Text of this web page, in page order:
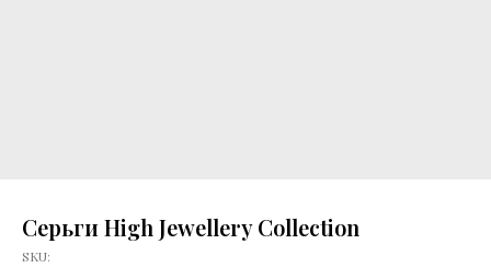
Серьги High Jewellery Collection
SKU: